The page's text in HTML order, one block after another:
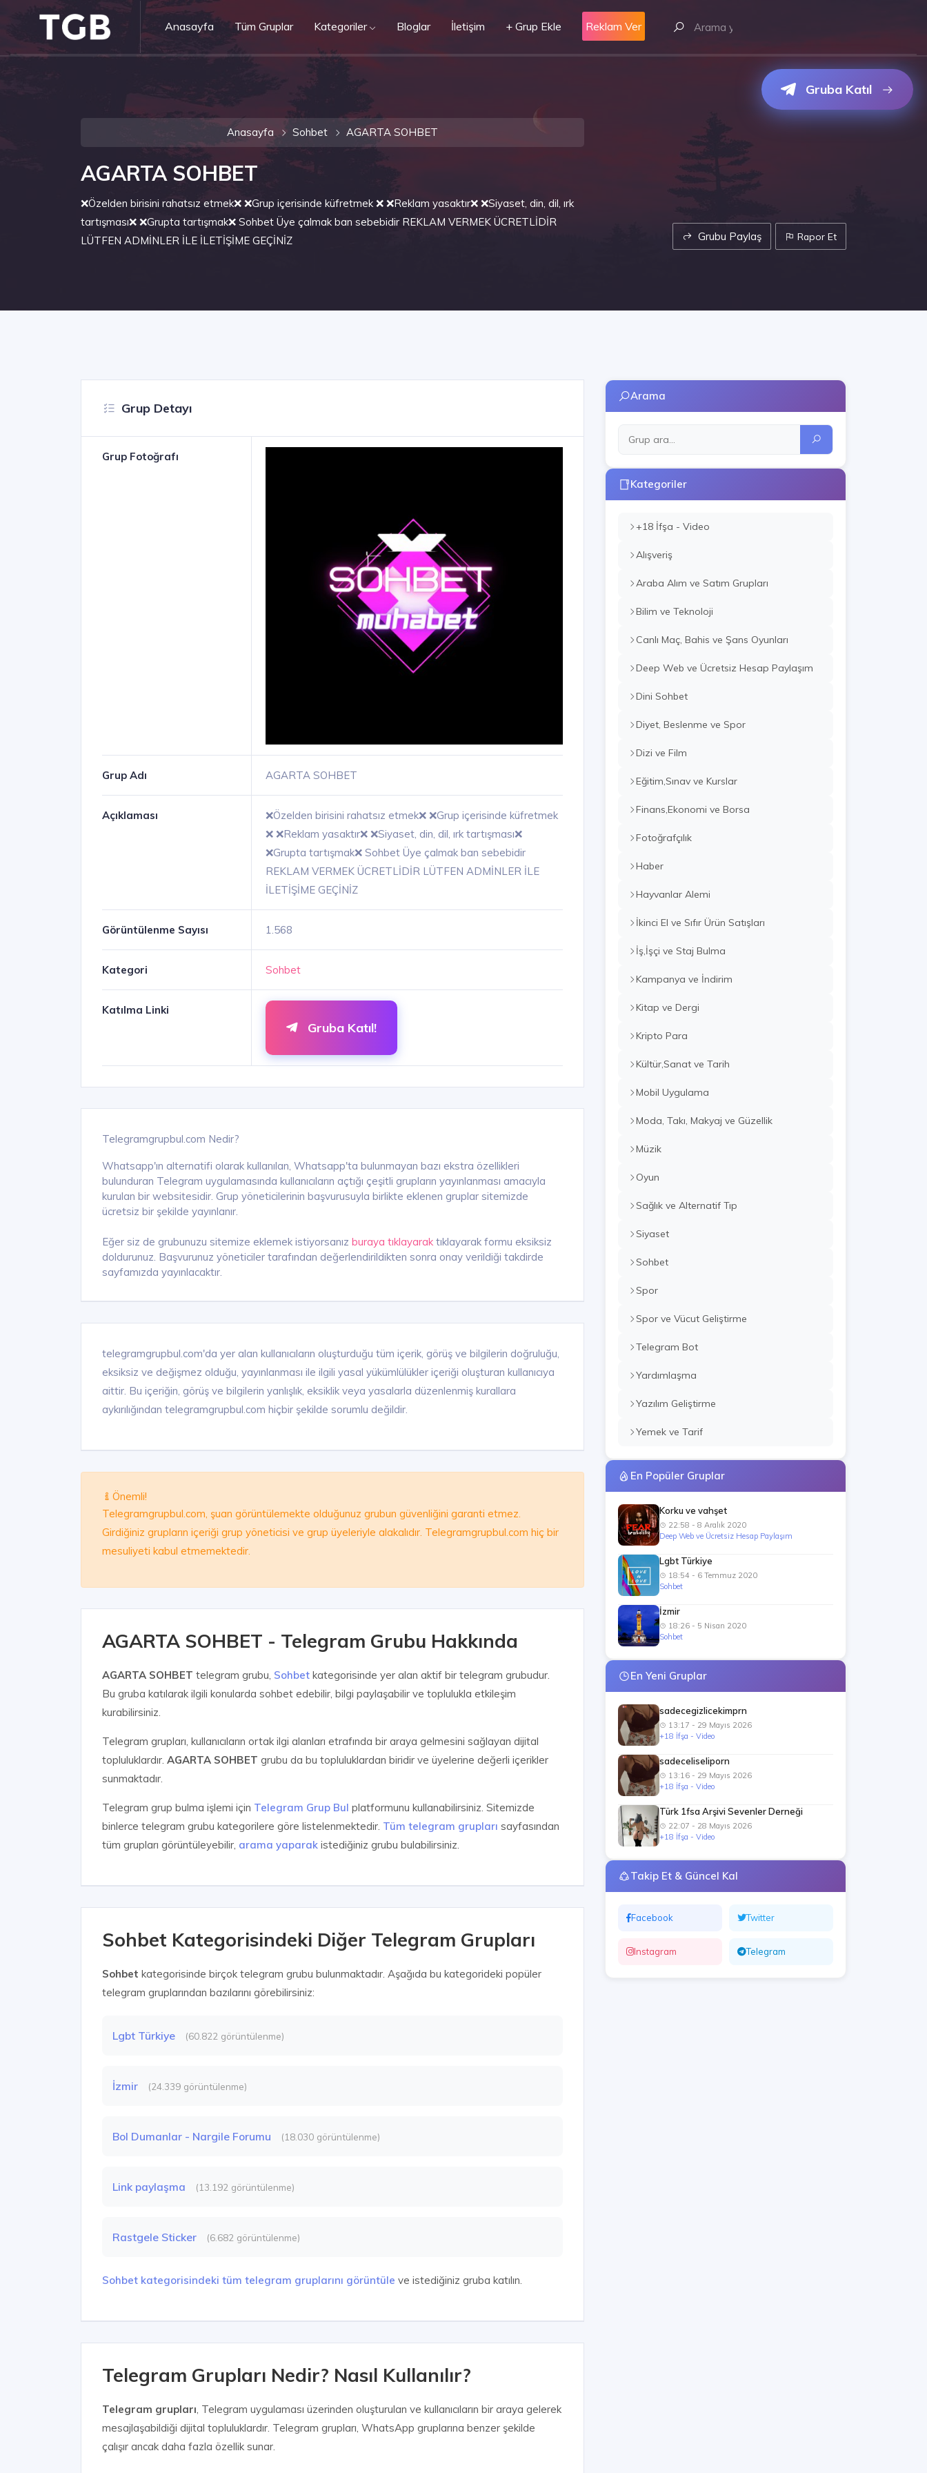
Anasayfa Tüm Gruplar Kategoriler Bloglar İletişim + Grup Ekle Reklam Ver
Anasayfa Sohbet AGARTA SOHBET
AGARTA SOHBET
❌Özelden birisini rahatsız etmek❌ ❌Grup içerisinde küfretmek ❌ ❌Reklam yasaktır❌ ❌Siyaset, din, dil, ırk
tartışması❌ ❌Grupta tartışmak❌ Sohbet Üye çalmak ban sebebidir REKLAM VERMEK ÜCRETLİDİR
LÜTFEN ADMİNLER İLE İLETİŞİME GEÇİNİZ
Grubu Paylaş Rapor Et
Grup Detayı
Grup Fotoğrafı
Grup Adı AGARTA SOHBET
Açıklaması
❌Özelden birisini rahatsız etmek❌ ❌Grup içerisinde küfretmek
❌ ❌Reklam yasaktır❌ ❌Siyaset, din, dil, ırk tartışması❌
❌Grupta tartışmak❌ Sohbet Üye çalmak ban sebebidir
REKLAM VERMEK ÜCRETLİDİR LÜTFEN ADMİNLER İLE
İLETİŞİME GEÇİNİZ
Görüntülenme Sayısı 1.568
Kategori Sohbet
Katılma Linki
Gruba Katıl!
Telegramgrupbul.com Nedir?
Whatsapp'ın alternatifi olarak kullanılan, Whatsapp'ta bulunmayan bazı ekstra özellikleri
bulunduran Telegram uygulamasında kullanıcıların açtığı çeşitli grupların yayınlanması amacıyla
kurulan bir websitesidir. Grup yöneticilerinin başvurusuyla birlikte eklenen gruplar sitemizde
ücretsiz bir şekilde yayınlanır.
Eğer siz de grubunuzu sitemize eklemek istiyorsanız buraya tıklayarak tıklayarak formu eksiksiz
doldurunuz. Başvurunuz yöneticiler tarafından değerlendirildikten sonra onay verildiği takdirde
sayfamızda yayınlacaktır.
telegramgrupbul.com'da yer alan kullanıcıların oluşturduğu tüm içerik, görüş ve bilgilerin doğruluğu,
eksiksiz ve değişmez olduğu, yayınlanması ile ilgili yasal yükümlülükler içeriği oluşturan kullanıcıya
aittir. Bu içeriğin, görüş ve bilgilerin yanlışlık, eksiklik veya yasalarla düzenlenmiş kurallara
aykırılığından telegramgrupbul.com hiçbir şekilde sorumlu değildir.
Önemli!
Telegramgrupbul.com, şuan görüntülemekte olduğunuz grubun güvenliğini garanti etmez.
Girdiğiniz grupların içeriği grup yöneticisi ve grup üyeleriyle alakalıdır. Telegramgrupbul.com hiç bir
mesuliyeti kabul etmemektedir.
AGARTA SOHBET - Telegram Grubu Hakkında
AGARTA SOHBET telegram grubu, Sohbet kategorisinde yer alan aktif bir telegram grubudur.
Bu gruba katılarak ilgili konularda sohbet edebilir, bilgi paylaşabilir ve toplulukla etkileşim
kurabilirsiniz.
Telegram grupları, kullanıcıların ortak ilgi alanları etrafında bir araya gelmesini sağlayan dijital
topluluklardır. AGARTA SOHBET grubu da bu topluluklardan biridir ve üyelerine değerli içerikler
sunmaktadır.
Telegram grup bulma işlemi için Telegram Grup Bul platformunu kullanabilirsiniz. Sitemizde
binlerce telegram grubu kategorilere göre listelenmektedir. Tüm telegram grupları sayfasından
tüm grupları görüntüleyebilir, arama yaparak istediğiniz grubu bulabilirsiniz.
Sohbet Kategorisindeki Diğer Telegram Grupları
Sohbet kategorisinde birçok telegram grubu bulunmaktadır. Aşağıda bu kategorideki popüler
telegram gruplarından bazılarını görebilirsiniz:
Lgbt Türkiye (60.822 görüntülenme)
İzmir (24.339 görüntülenme)
Bol Dumanlar - Nargile Forumu (18.030 görüntülenme)
Link paylaşma (13.192 görüntülenme)
Rastgele Sticker (6.682 görüntülenme)
Sohbet kategorisindeki tüm telegram gruplarını görüntüle ve istediğiniz gruba katılın.
Telegram Grupları Nedir? Nasıl Kullanılır?
Telegram grupları, Telegram uygulaması üzerinden oluşturulan ve kullanıcıların bir araya gelerek
mesajlaşabildiği dijital topluluklardır. Telegram grupları, WhatsApp gruplarına benzer şekilde
çalışır ancak daha fazla özellik sunar.
Arama
Kategoriler
+18 İfşa - Video
Alışveriş
Araba Alım ve Satım Grupları
Bilim ve Teknoloji
Canlı Maç, Bahis ve Şans Oyunları
Deep Web ve Ücretsiz Hesap Paylaşım
Dini Sohbet
Diyet, Beslenme ve Spor
Dizi ve Film
Eğitim,Sınav ve Kurslar
Finans,Ekonomi ve Borsa
Fotoğrafçılık
Haber
Hayvanlar Alemi
İkinci El ve Sıfır Ürün Satışları
İş,İşçi ve Staj Bulma
Kampanya ve İndirim
Kitap ve Dergi
Kripto Para
Kültür,Sanat ve Tarih
Mobil Uygulama
Moda, Takı, Makyaj ve Güzellik
Müzik
Oyun
Sağlık ve Alternatif Tıp
Siyaset
Sohbet
Spor
Spor ve Vücut Geliştirme
Telegram Bot
Yardımlaşma
Yazılım Geliştirme
Yemek ve Tarif
En Popüler Gruplar
Korku ve vahşet
22:58 - 8 Aralık 2020
Deep Web ve Ücretsiz Hesap Paylaşım
Lgbt Türkiye
18:54 - 6 Temmuz 2020
Sohbet
İzmir
18:26 - 5 Nisan 2020
Sohbet
En Yeni Gruplar
sadecegizlicekimprn
13:17 - 29 Mayıs 2026
+18 İfşa - Video
sadeceliseliporn
13:16 - 29 Mayıs 2026
+18 İfşa - Video
Türk 1fsa Arşivi Sevenler Derneği
22:07 - 28 Mayıs 2026
+18 İfşa - Video
Takip Et & Güncel Kal
Facebook Twitter
Instagram Telegram
Gruba Katıl